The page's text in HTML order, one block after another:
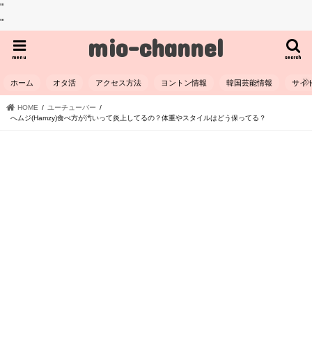
"
"
mio-channel search
menu
ホーム オタ活 アクセス方法 ヨントン情報 韓国芸能情報 サイ
HOME
ユーチューバー
へムジ(Hamzy)食べ方が汚いって炎上してるの？体重やスタイルはどう保ってる？